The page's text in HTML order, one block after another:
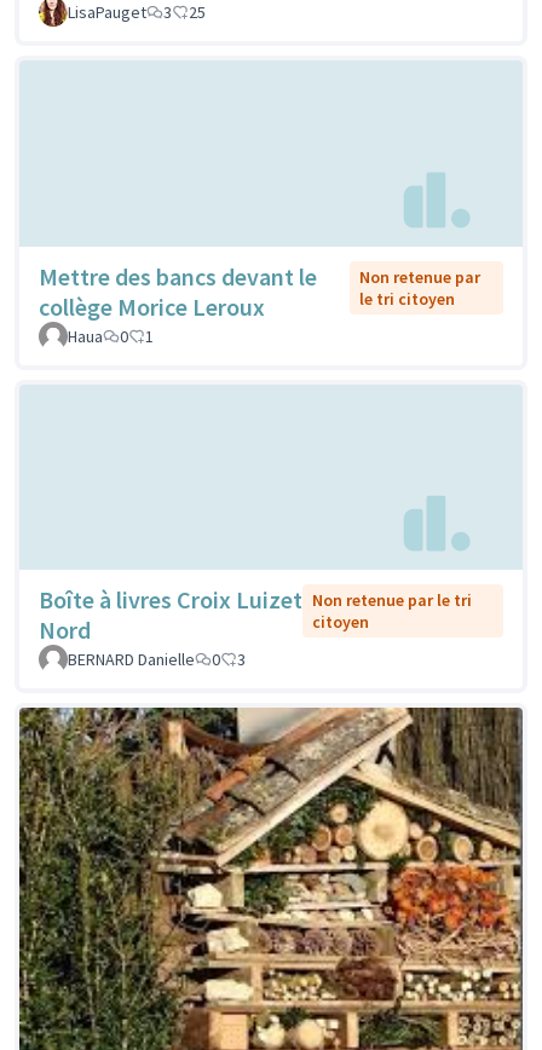
LisaPauget
3 25
Mettre des bancs devant le
collège Morice Leroux
Non retenue par
le tri citoyen
Haua
0 1
Boîte à livres Croix Luizet
Nord
Non retenue par le tri
citoyen
BERNARD Danielle
0 3